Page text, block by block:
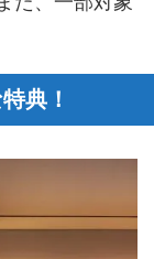
典！